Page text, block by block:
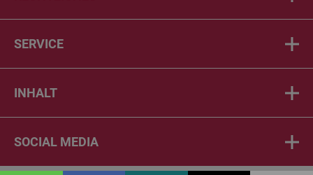
SERVICE
INHALT
SOCIAL MEDIA